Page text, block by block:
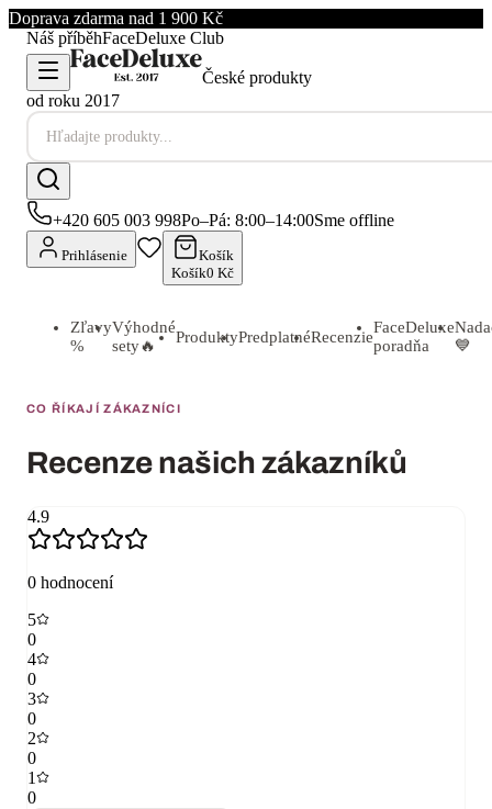
Doprava zdarma nad 1 900 Kč
Náš příběhFaceDeluxe Club
České produkty
od roku 2017
+420 605 003 998Po–Pá: 8:00–14:00Sme offline
Prihlásenie
Košík
Košík0 Kč
Zľavy
%
Výhodné
sety🔥
ProduktyPredplatnéRecenzie
FaceDeluxe
poradňa
💙
CO ŘÍKAJÍ ZÁKAZNÍCI
Recenze našich zákazníků
4.9
0 hodnocení
5
0
4
0
3
0
2
0
1
0